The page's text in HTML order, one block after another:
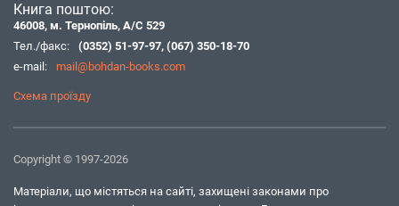
Книга поштою:
46008, м. Тернопіль, А/С 529
Тел./факс:
(0352) 51-97-97, (067) 350-18-70
e-mail:
mail@bohdan-books.com
Схема проїзду
Copyright © 1997-2026
Матеріали, що містяться на сайті, захищені законами про